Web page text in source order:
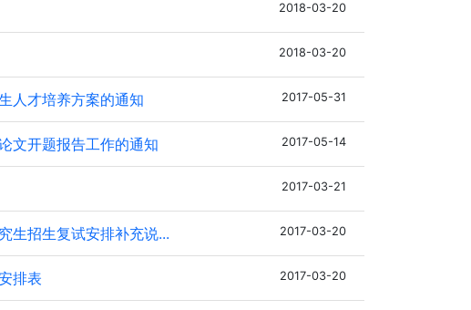
2018-03-20
2018-03-20
人才培养方案的通知 2017-05-31
文开题报告工作的通知 2017-05-14
2017-03-21
生招生复试安排补充说... 2017-03-20
排表 2017-03-20